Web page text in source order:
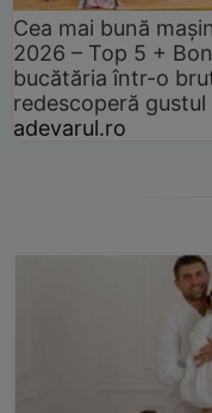
Cea mai bună
2026 – Top 5 +
bucătăria într-o
redescoperă gustul
adevarul.ro